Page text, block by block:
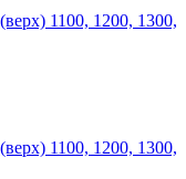
1100, 1200, 1300,
1100, 1200, 1300,